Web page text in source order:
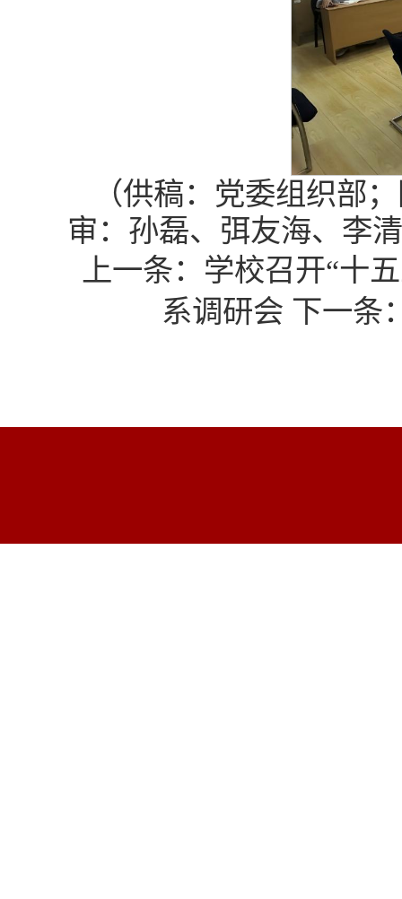
（供稿：党委组织部
审：孙磊、弭友海、李
上一条： 学校召开“十
系调研会 下一条